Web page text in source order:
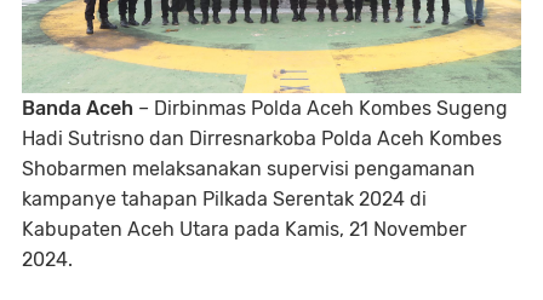
Banda Aceh – Dirbinmas Polda Aceh Kombes Sugeng
Hadi Sutrisno dan Dirresnarkoba Polda Aceh Kombes
Shobarmen melaksanakan supervisi pengamanan
kampanye tahapan Pilkada Serentak 2024 di
Kabupaten Aceh Utara pada Kamis, 21 November
2024.